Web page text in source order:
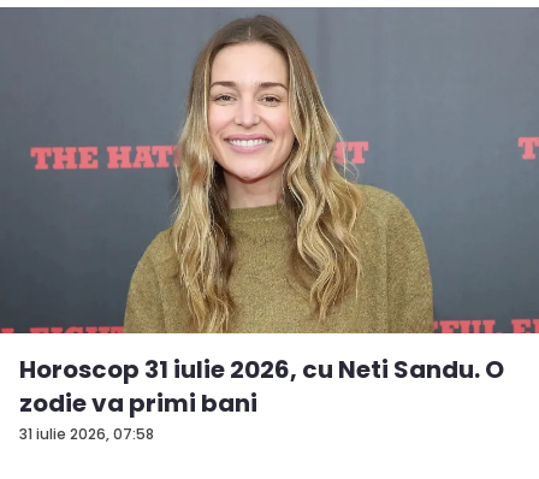
31 iulie 2026, 07:58
Horoscop 31 iulie 2026, cu Neti Sandu. O
zodie va primi bani